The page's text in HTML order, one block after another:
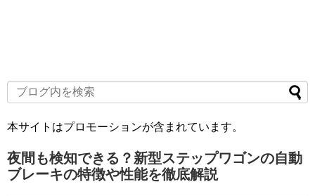
本サイトはプロモーションが含まれています。
夜間も検知できる？新型ステップワゴンの自動
ブレーキの特徴や性能を徹底解説